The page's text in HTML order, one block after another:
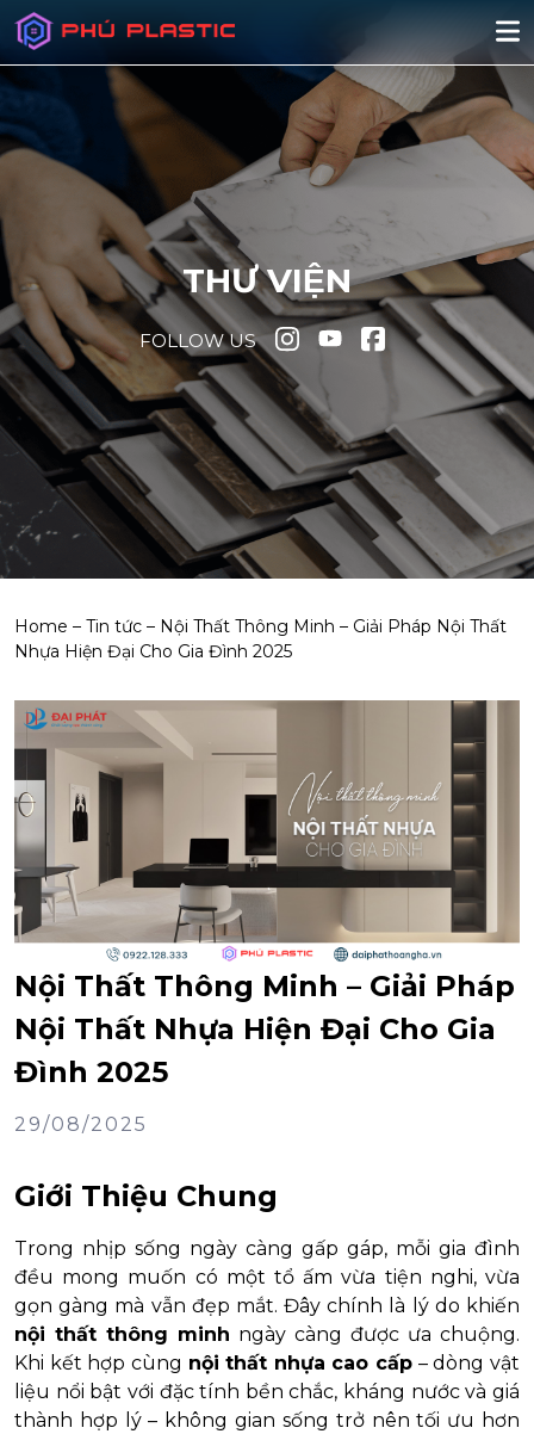
THƯ VIỆN
FOLLOW US
Home – Tin tức – Nội Thất Thông Minh – Giải Pháp Nội Thất
Nhựa Hiện Đại Cho Gia Đình 2025
Nội Thất Thông Minh – Giải Pháp
Nội Thất Nhựa Hiện Đại Cho Gia
Đình 2025
29/08/2025
Giới Thiệu Chung
Trong nhịp sống ngày càng gấp gáp, mỗi gia đình
đều mong muốn có một tổ ấm vừa tiện nghi, vừa
gọn gàng mà vẫn đẹp mắt. Đây chính là lý do khiến
nội thất thông minh ngày càng được ưa chuộng.
Khi kết hợp cùng nội thất nhựa cao cấp – dòng vật
liệu nổi bật với đặc tính bền chắc, kháng nước và giá
thành hợp lý – không gian sống trở nên tối ưu hơn